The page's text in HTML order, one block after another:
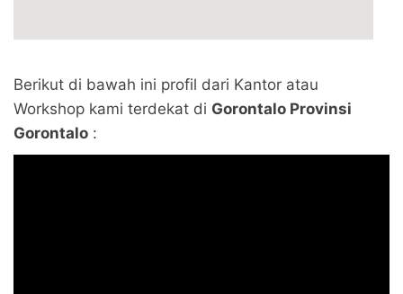
Berikut di bawah ini profil dari Kantor atau
Workshop kami terdekat di Gorontalo Provinsi
Gorontalo :